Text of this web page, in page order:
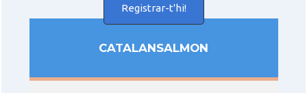
Registrar-t'hi!
CATALANSALMON